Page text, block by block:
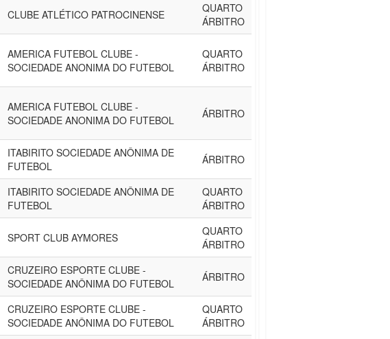
CLUBE ATLÉTICO PATROCINENSE
QUARTO
ÁRBITRO
AMERICA FUTEBOL CLUBE -
SOCIEDADE ANONIMA DO FUTEBOL
QUARTO
ÁRBITRO
AMERICA FUTEBOL CLUBE -
SOCIEDADE ANONIMA DO FUTEBOL
ÁRBITRO
ITABIRITO SOCIEDADE ANÔNIMA DE
FUTEBOL
ÁRBITRO
ITABIRITO SOCIEDADE ANÔNIMA DE
FUTEBOL
QUARTO
ÁRBITRO
SPORT CLUB AYMORES
QUARTO
ÁRBITRO
CRUZEIRO ESPORTE CLUBE -
SOCIEDADE ANÔNIMA DO FUTEBOL
ÁRBITRO
CRUZEIRO ESPORTE CLUBE -
SOCIEDADE ANÔNIMA DO FUTEBOL
QUARTO
ÁRBITRO